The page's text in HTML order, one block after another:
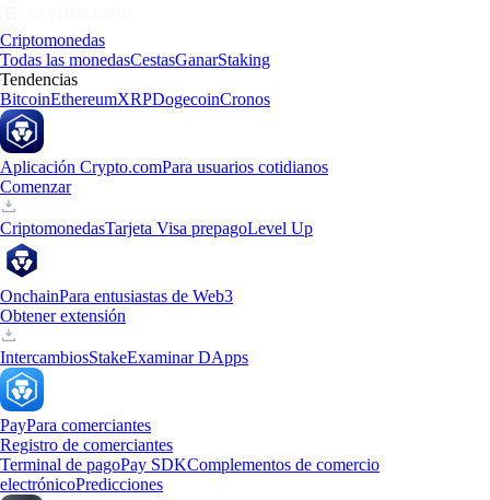
Criptomonedas
Todas las monedasCestasGanarStaking
Tendencias
BitcoinEthereumXRPDogecoinCronos
Aplicación Crypto.comPara usuarios cotidianos
Comenzar
CriptomonedasTarjeta Visa prepagoLevel Up
OnchainPara entusiastas de Web3
Obtener extensión
IntercambiosStakeExaminar DApps
PayPara comerciantes
Registro de comerciantes
Terminal de pagoPay SDKComplementos de comercio
electrónicoPredicciones